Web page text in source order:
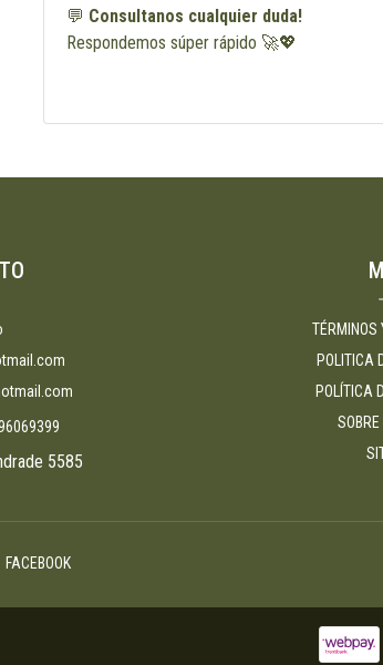
💬 Consultanos cualquier duda!
Respondemos súper rápido 🚀💖
5585
TÉRMINOS
POLITICA
POLÍTICA
FACEBOOK